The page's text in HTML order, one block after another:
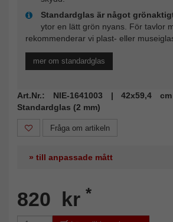
Standardglas är något
ytor en lätt grön nyans. För tavlor
rekommenderar vi plast- eller
mer om standardglas
Art.Nr.: NIE-1641003 | 42x59,4
Standardglas (2 mm)
Fråga om artikeln
» till anpassade mått
820 kr *